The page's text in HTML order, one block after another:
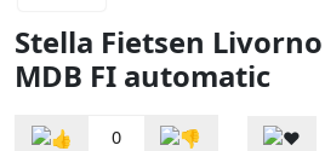
Stella Fietsen
MDB FI automatic
0